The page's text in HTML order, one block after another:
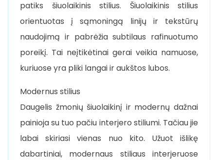
patiks šiuolaikinis stilius. Šiuolaikinis stilius
orientuotas į sąmoningą linijų ir tekstūrų
naudojimą ir pabrėžia subtilaus rafinuotumo
poreikį. Tai neįtikėtinai gerai veikia namuose,
kuriuose yra pliki langai ir aukštos lubos.
Modernus stilius
Daugelis žmonių šiuolaikinį ir modernų dažnai
painioja su tuo pačiu interjero stiliumi. Tačiau jie
labai skiriasi vienas nuo kito. Užuot išlikę
dabartiniai, modernaus stiliaus interjeruose